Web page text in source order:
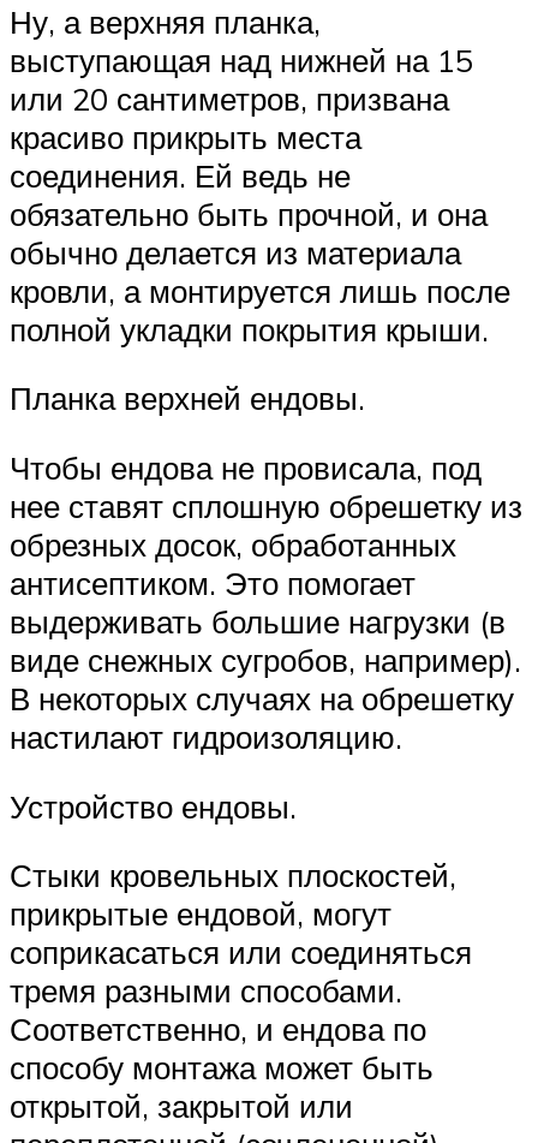
Ну, а верхняя планка,
выступающая над нижней на 15
или 20 сантиметров, призвана
красиво прикрыть места
соединения. Ей ведь не
обязательно быть прочной, и она
обычно делается из материала
кровли, а монтируется лишь после
полной укладки покрытия крыши.
Планка верхней ендовы.
Чтобы ендова не провисала, под
нее ставят сплошную обрешетку из
обрезных досок, обработанных
антисептиком. Это помогает
выдерживать большие нагрузки (в
виде снежных сугробов, например).
В некоторых случаях на обрешетку
настилают гидроизоляцию.
Устройство ендовы.
Стыки кровельных плоскостей,
прикрытые ендовой, могут
соприкасаться или соединяться
тремя разными способами.
Соответственно, и ендова по
способу монтажа может быть
открытой, закрытой или